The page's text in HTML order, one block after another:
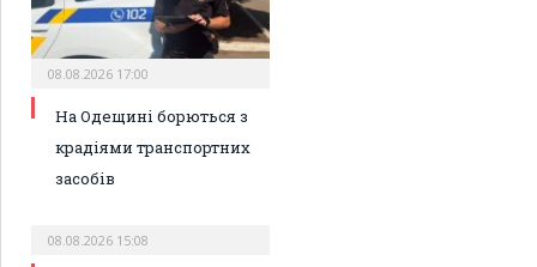
08.08.2026 17:00
На Одещині борються з
крадіями транспортних
засобів
08.08.2026 15:08